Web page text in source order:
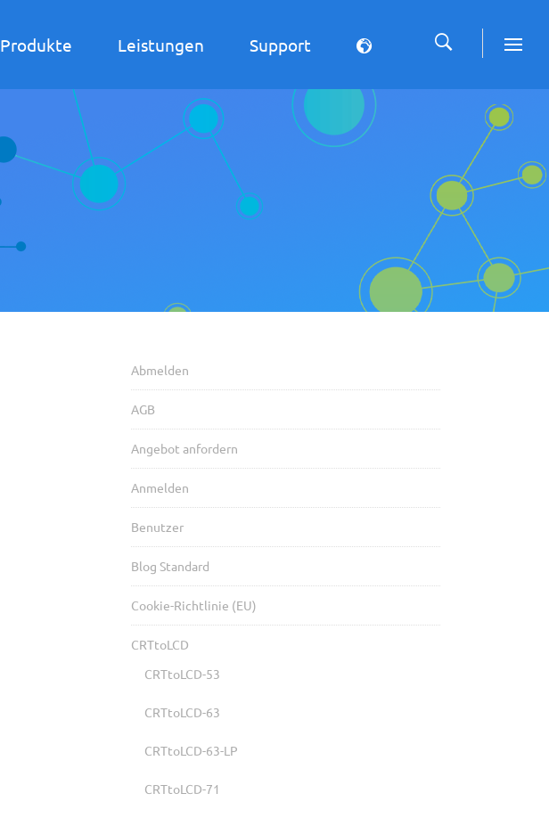
Produkte Leistungen Support
Abmelden
AGB
Angebot anfordern
Anmelden
Benutzer
Blog Standard
Cookie-Richtlinie (EU)
CRTtoLCD
CRTtoLCD-53
CRTtoLCD-63
CRTtoLCD-63-LP
CRTtoLCD-71